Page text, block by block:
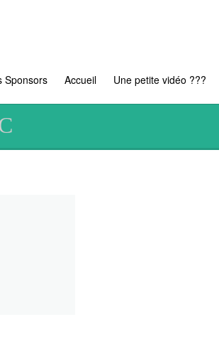
Sponsors Accueil Une petite vidéo ???